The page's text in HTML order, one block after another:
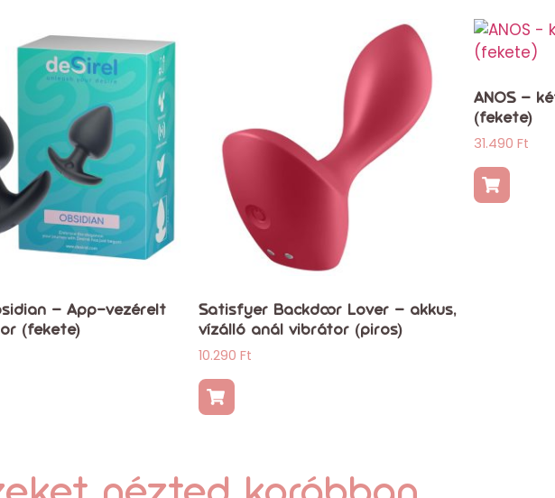
– App-vezérelt
(fekete)
Satisfyer Backdoor Lover – akkus,
vízálló anál vibrátor (piros)
10.290 Ft
ANOS –
(fekete)
31.490 Ft